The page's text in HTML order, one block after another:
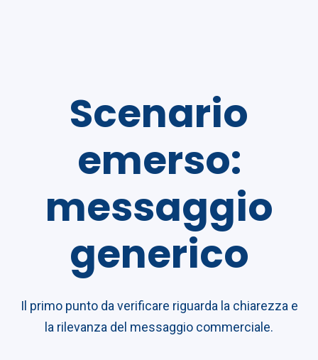
Scenario
emerso:
messaggio
generico
Il primo punto da verificare riguarda la chiarezza e
la rilevanza del messaggio commerciale.